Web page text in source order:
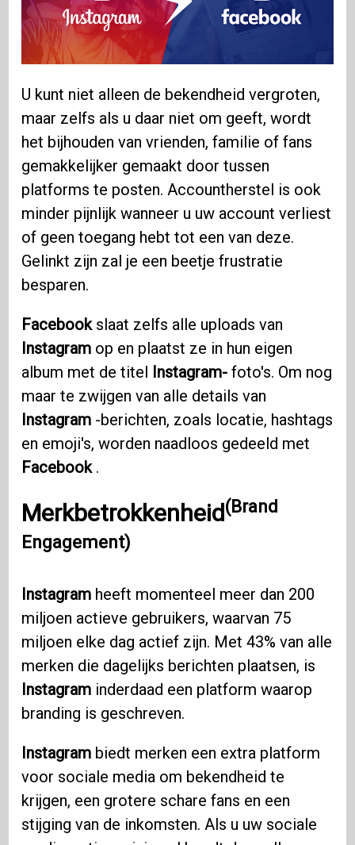
U kunt niet alleen de bekendheid vergroten,
maar zelfs als u daar niet om geeft, wordt
het bijhouden van vrienden, familie of fans
gemakkelijker gemaakt door tussen
platforms te posten. Accountherstel is ook
minder pijnlijk wanneer u uw account verliest
of geen toegang hebt tot een van deze.
Gelinkt zijn zal je een beetje frustratie
besparen.
Facebookslaat zelfs alle uploads van
Instagram op en plaatst ze in hun eigen
album met de titel Instagram- foto's. Om nog
maar te zwijgen van alle details van
Instagram -berichten, zoals locatie, hashtags
en emoji's, worden naadloos gedeeld met
Facebook.
Merkbetrokkenheid (Brand
Engagement)
Instagram heeft momenteel meer dan 200
miljoen actieve gebruikers, waarvan 75
miljoen elke dag actief zijn. Met 43% van alle
merken die dagelijks berichten plaatsen, is
Instagram inderdaad een platform waarop
branding is geschreven.
Instagram biedt merken een extra platform
voor sociale media om bekendheid te
krijgen, een grotere schare fans en een
stijging van de inkomsten. Als u uw sociale